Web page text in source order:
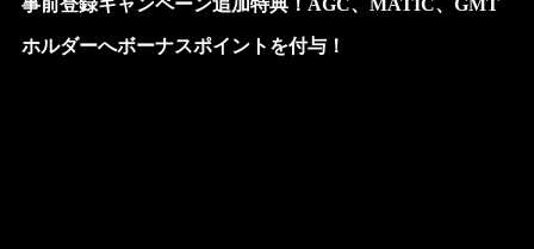
ホルダーへボーナスポイントを付与！